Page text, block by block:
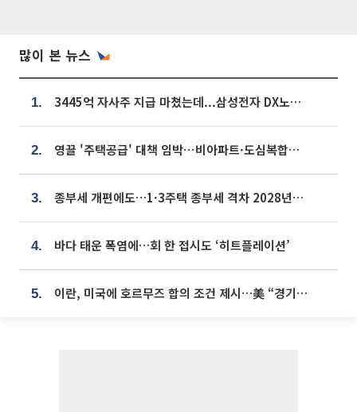
많이 본 뉴스
1. 3445억 자사주 지급 마쳤는데...삼성전자 DX노조, 뒤늦은 '떼쓰기 집회'
2. 영끌 '주택공급' 대책 임박⋯비아파트·도심복합까지 총동원
3. 종부세 개편에도…1·3주택 종부세 격차 2028년부터 확대
4. 바다 태운 폭염에…회 한 접시도 ‘히트플레이션’
5. 이란, 미국에 호르무즈 합의 조건 제시…美 “경기 아직 안 끝나” [종합]